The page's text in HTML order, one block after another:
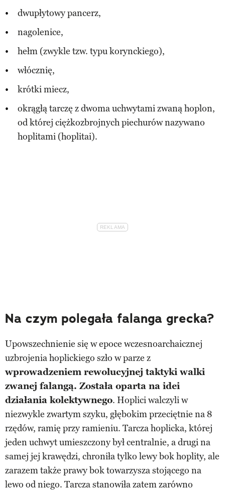
dwupłytowy pancerz,
nagolenice,
hełm (zwykle tzw. typu korynckiego),
włócznię,
krótki miecz,
okrągłą tarczę z dwoma uchwytami zwaną hoplon,
od której ciężkozbrojnych piechurów nazywano
hoplitami (hoplitai).
Na czym polegała falanga grecka?
Upowszechnienie się w epoce wczesnoarchaicznej
uzbrojenia hoplickiego szło w parze z
wprowadzeniem rewolucyjnej taktyki walki
zwanej falangą. Została oparta na idei
działania kolektywnego. Hoplici walczyli w
niezwykle zwartym szyku, głębokim przeciętnie na 8
rzędów, ramię przy ramieniu. Tarcza hoplicka, której
jeden uchwyt umieszczony był centralnie, a drugi na
samej jej krawędzi, chroniła tylko lewy bok hoplity, ale
zarazem także prawy bok towarzysza stojącego na
lewo od niego. Tarcza stanowiła zatem zarówno